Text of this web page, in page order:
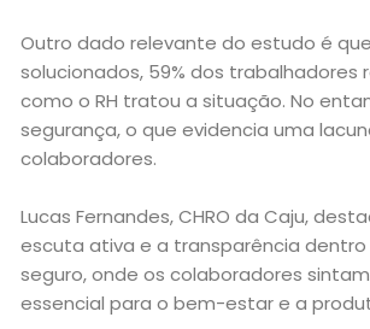
Início
Academia
Beleza
Outro dado relevante do estudo é
solucionados, 59% dos
como o RH tratou a situação. No
segurança, o que evidencia uma
colaboradores.
Lucas Fernandes, CHRO da Caju,
escuta ativa e a transparência dentro
seguro, onde os colaboradores
essencial para o bem-estar e a